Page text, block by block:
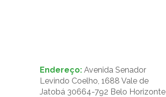
Endereço: Avenida Senador
Levindo Coelho, 1688 Vale de
Jatobá 30664-792 Belo Horizonte